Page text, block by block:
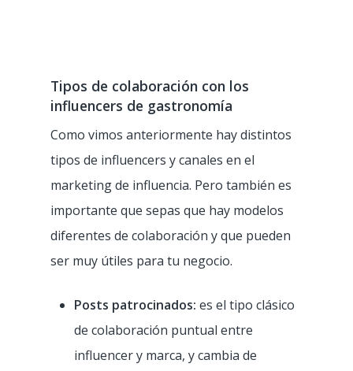
Tipos de colaboración con los
influencers de gastronomía
Como vimos anteriormente hay distintos
tipos de influencers y canales en el
marketing de influencia. Pero también es
importante que sepas que hay modelos
diferentes de colaboración y que pueden
ser muy útiles para tu negocio.
Posts patrocinados: es el tipo clásico
de colaboración puntual entre
influencer y marca, y cambia de
TPV
Punto de venta
Clientes